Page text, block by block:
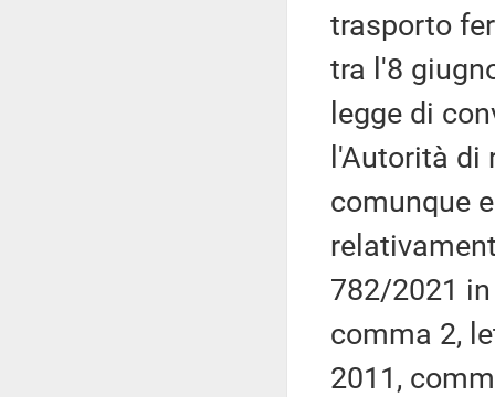
trasporto
tra l'8
legge di
l'Autorità di
comunque
782/2021
comma 2,
2011,